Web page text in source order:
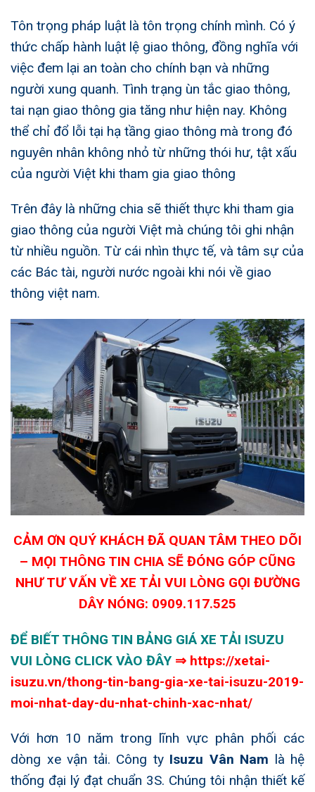
Tôn trọng pháp luật là tôn trọng chính mình. Có ý
thức chấp hành luật lệ giao thông, đồng nghĩa với
việc đem lại an toàn cho chính bạn và những
người xung quanh. Tình trạng ùn tắc giao thông,
tai nạn giao thông gia tăng như hiện nay. Không
thể chỉ đổ lỗi tại hạ tầng giao thông mà trong đó
nguyên nhân không nhỏ từ những thói hư, tật xấu
của người Việt khi tham gia giao thông
Trên đây là những chia sẽ thiết thực khi tham gia
giao thông của người Việt mà chúng tôi ghi nhận
từ nhiều nguồn. Từ cái nhìn thực tế, và tâm sự của
các Bác tài, người nước ngoài khi nói về giao
thông việt nam.
CẢM ƠN QUÝ KHÁCH ĐÃ QUAN TÂM THEO DÕI
– MỌI THÔNG TIN CHIA SẼ ĐÓNG GÓP CŨNG
NHƯ TƯ VẤN VỀ XE TẢI VUI LÒNG GỌI ĐƯỜNG
DÂY NÓNG: 0909.117.525
ĐỂ BIẾT THÔNG TIN BẢNG GIÁ XE TẢI ISUZU
VUI LÒNG CLICK VÀO ĐÂY ⇒ https://xetai-
isuzu.vn/thong-tin-bang-gia-xe-tai-isuzu-2019-
moi-nhat-day-du-nhat-chinh-xac-nhat/
Với hơn 10 năm trong lĩnh vực phân phối các
dòng xe vận tải. Công ty Isuzu Vân Nam là hệ
thống đại lý đạt chuẩn 3S. Chúng tôi nhận thiết kế